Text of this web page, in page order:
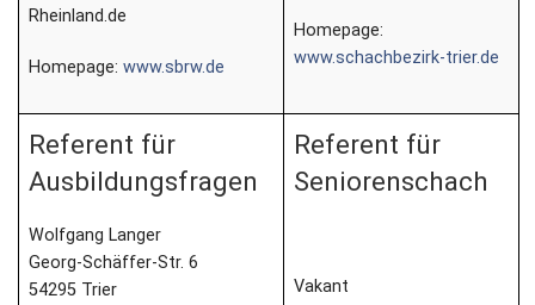
Rheinland.de
Homepage:www.sbrw.de
Homepage:
www.schachbezirk-trier.de
Referent für
Ausbildungsfragen
Wolfgang Langer
Georg-Schäffer-Str. 6
54295 Trier
Referent für
Seniorenschach
Vakant